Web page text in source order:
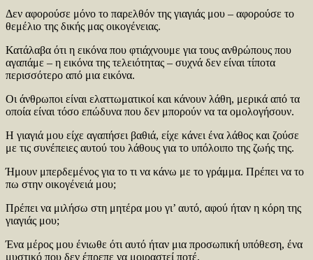
Δεν αφορούσε μόνο το παρελθόν της γιαγιάς μου – αφορούσε το
θεμέλιο της δικής μας οικογένειας.
Κατάλαβα ότι η εικόνα που φτιάχνουμε για τους ανθρώπους που
αγαπάμε – η εικόνα της τελειότητας – συχνά δεν είναι τίποτα
περισσότερο από μια εικόνα.
Οι άνθρωποι είναι ελαττωματικοί και κάνουν λάθη, μερικά από τα
οποία είναι τόσο επώδυνα που δεν μπορούν να τα ομολογήσουν.
Η γιαγιά μου είχε αγαπήσει βαθιά, είχε κάνει ένα λάθος και ζούσε
με τις συνέπειες αυτού του λάθους για το υπόλοιπο της ζωής της.
Ήμουν μπερδεμένος για το τι να κάνω με το γράμμα. Πρέπει να το
πω στην οικογένειά μου;
Πρέπει να μιλήσω στη μητέρα μου γι’ αυτό, αφού ήταν η κόρη της
γιαγιάς μου;
Ένα μέρος μου ένιωθε ότι αυτό ήταν μια προσωπική υπόθεση, ένα
μυστικό που δεν έπρεπε να μοιραστεί ποτέ.